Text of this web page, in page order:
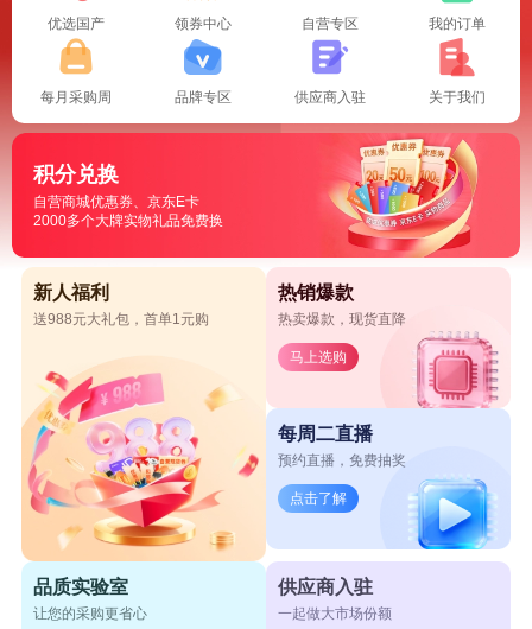
优选国产 领券中心 自营专区 我的订单
每月采购周 品牌专区 供应商入驻 关于我们
积分兑换
自营商城优惠券、京东E卡
2000多个大牌实物礼品免费换
新人福利
送988元大礼包，首单1元购
热销爆款
热卖爆款，现货直降
马上选购
每周二直播
预约直播，免费抽奖
点击了解
品质实验室
让您的采购更省心
供应商入驻
一起做大市场份额